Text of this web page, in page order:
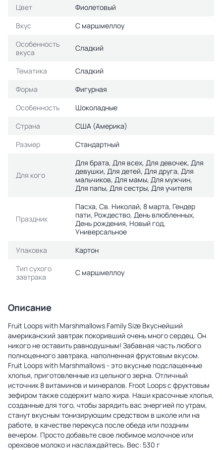
Цвет
Фиолетовый
Вкус
С маршмеллоу
Особенность
вкуса
Сладкий
Тематика
Сладкий
Форма
Фигурная
Особенность
Шоколадные
Страна
США (Америка)
Размер
Стандартный
Для кого
Для брата, Для всех, Для девочек, Для
девушки, Для детей, Для друга, Для
мальчиков, Для мамы, Для мужчин,
Для папы, Для сестры, Для учителя
Праздник
Пасха, Св. Николай, 8 марта, Гендер
пати, Рождество, День влюбленных,
День рождения, Новый год,
Универсальное
Упаковка
Картон
Тип сухого
завтрака
С маршмеллоу
Описание
Fruit Loops with Marshmallows Family Size Вкуснейший
американский завтрак покоривший очень много сердец. Он
никого не оставить равнодушным! Забавная часть любого
полноценного завтрака, наполненная фруктовым вкусом.
Fruit Loops with Marshmallows - это вкусные подслащенные
хлопья, приготовленные из цельного зерна. Отличный
источник 8 витаминов и минералов. Froot Loops с фруктовым
зефиром также содержит мало жира. Наши красочные хлопья,
созданные для того, чтобы зарядить вас энергией по утрам,
станут вкусным тонизирующим средством в школе или на
работе, в качестве перекуса после обеда или поздним
вечером. Просто добавьте свое любимое молочное или
ореховое молоко и наслаждайтесь. Вес: 530 г